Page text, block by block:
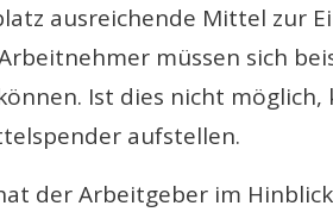
ausreichende Mittel zur
müssen sich
Ist dies nicht
aufstellen.
der Arbeitgeber im